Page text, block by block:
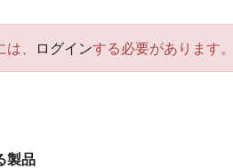
、 ログインする必要があります。
製品